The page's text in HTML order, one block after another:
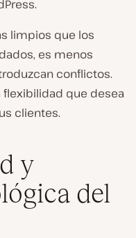
limpios que los
es menos
conflictos.
que desea
clientes.
y
del